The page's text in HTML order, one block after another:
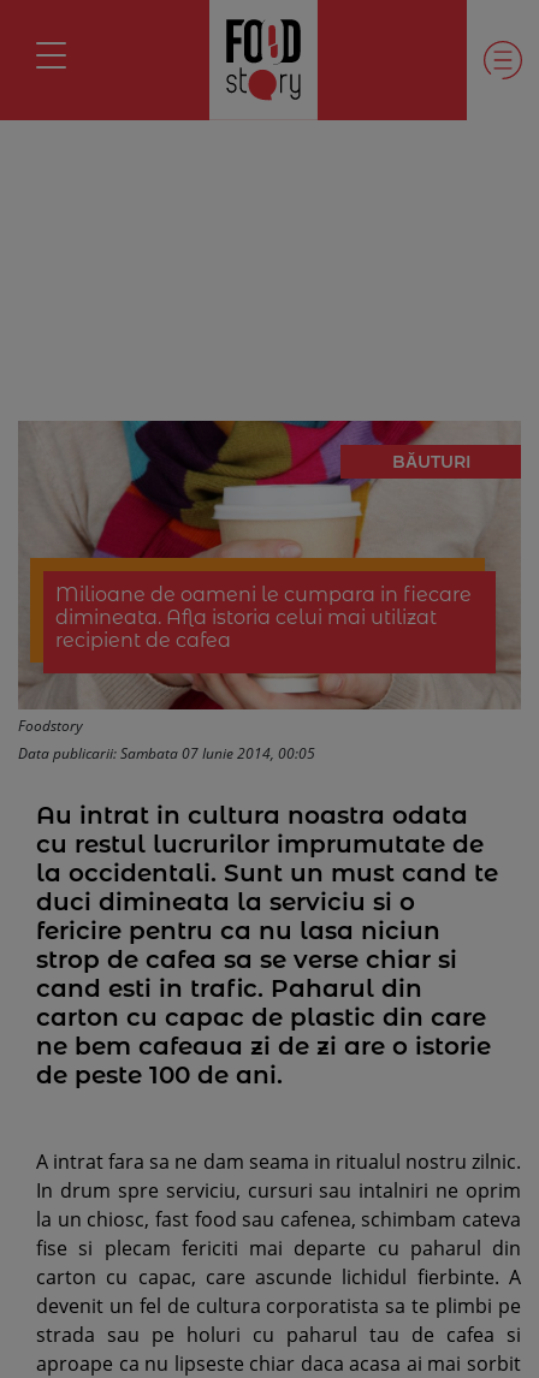
BĂUTURI
Milioane de oameni le cumpara in fiecare
dimineata. Afla istoria celui mai utilizat
recipient de cafea
Foodstory
Data publicarii: Sambata 07 Iunie 2014, 00:05
Au intrat in cultura noastra odata
cu restul lucrurilor imprumutate de
la occidentali. Sunt un must cand te
duci dimineata la serviciu si o
fericire pentru ca nu lasa niciun
strop de cafea sa se verse chiar si
cand esti in trafic. Paharul din
carton cu capac de plastic din care
ne bem cafeaua zi de zi are o istorie
de peste 100 de ani.
A intrat fara sa ne dam seama in ritualul nostru zilnic.
In drum spre serviciu, cursuri sau intalniri ne oprim
la un chiosc, fast food sau cafenea, schimbam cateva
fise si plecam fericiti mai departe cu paharul din
carton cu capac, care ascunde lichidul fierbinte. A
devenit un fel de cultura corporatista sa te plimbi pe
strada sau pe holuri cu paharul tau de cafea si
aproape ca nu lipseste chiar daca acasa ai mai sorbit